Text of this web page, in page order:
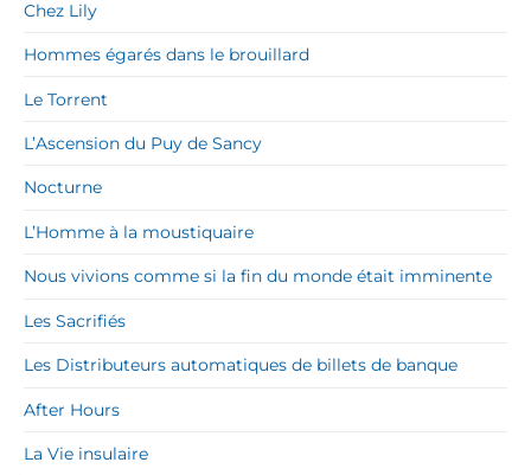
Chez Lily
Hommes égarés dans le brouillard
Le Torrent
L’Ascension du Puy de Sancy
Nocturne
L’Homme à la moustiquaire
Nous vivions comme si la fin du monde était imminente
Les Sacrifiés
Les Distributeurs automatiques de billets de banque
After Hours
La Vie insulaire